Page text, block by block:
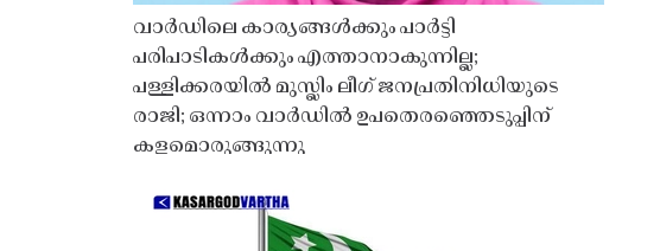
വാർഡിലെ കാര്യങ്ങൾക്കും പാർട്ടി
പരിപാടികൾക്കും എത്താനാകുന്നില്ല;
പള്ളിക്കരയിൽ മുസ്ലിം ലീഗ് ജനപ്രതിനിധിയുടെ
രാജി; ഒന്നാം വാർഡിൽ ഉപതെരഞ്ഞെടുപ്പിന്
കളമൊരുങ്ങുന്നു